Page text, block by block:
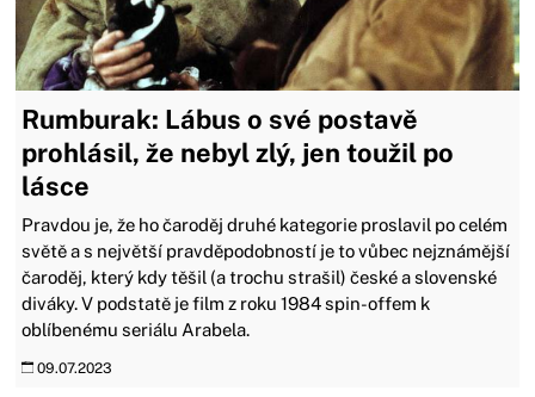
Rumburak: Lábus o své postavě
prohlásil, že nebyl zlý, jen toužil po
lásce
Pravdou je, že ho čaroděj druhé kategorie proslavil po celém
světě a s největší pravděpodobností je to vůbec nejznámější
čaroděj, který kdy těšil (a trochu strašil) české a slovenské
diváky. V podstatě je film z roku 1984 spin-offem k
oblíbenému seriálu Arabela.
09.07.2023